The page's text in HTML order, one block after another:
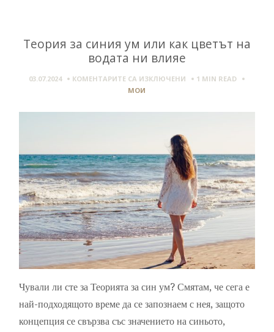
Теория за синия ум или как цветът на
водата ни влияе
03.07.2024 КОМЕНТАРИТЕ СА ИЗКЛЮЧЕНИЗА
СИНИЯ
ИЛИ
КАК
ЦВЕТЪТ
НА
ВОДАТА
НИ
ВЛИЯЕ
1 MIN READ
МОИ
Чували ли сте за Теорията за син ум? Смятам, че сега е
най-подходящото време да се запознаем с нея, защото
концепция се свързва със значението на синьото,